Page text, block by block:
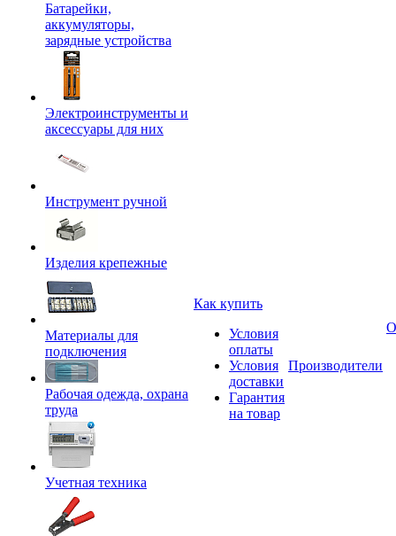
Батарейки,
аккумуляторы,
зарядные устройства
Электроинструменты и
аксессуары для них
Инструмент ручной
Изделия крепежные
Материалы для
подключения
Рабочая одежда, охрана
труда
Учетная техника
Как купить
Условия
оплаты
Условия
доставки
Гарантия
на товар
Производители